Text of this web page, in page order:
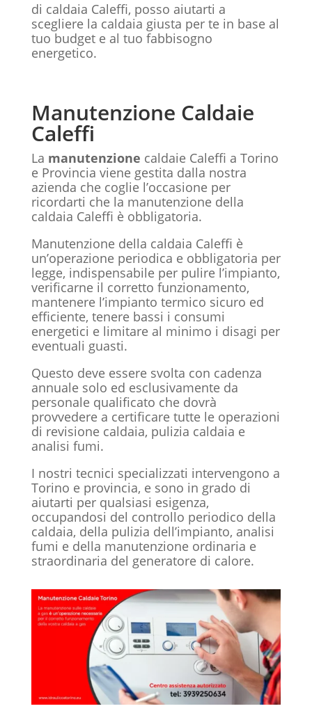
di caldaia Caleffi, posso aiutarti a
scegliere la caldaia giusta per te in base al
tuo budget e al tuo fabbisogno
energetico.
Manutenzione Caldaie
Caleffi
La manutenzione caldaie Caleffi a Torino
e Provincia viene gestita dalla nostra
azienda che coglie l’occasione per
ricordarti che la manutenzione della
caldaia Caleffi è obbligatoria.
Manutenzione della caldaia Caleffi è
un’operazione periodica e obbligatoria per
legge, indispensabile per pulire l’impianto,
verificarne il corretto funzionamento,
mantenere l’impianto termico sicuro ed
efficiente, tenere bassi i consumi
energetici e limitare al minimo i disagi per
eventuali guasti.
Questo deve essere svolta con cadenza
annuale solo ed esclusivamente da
personale qualificato che dovrà
provvedere a certificare tutte le operazioni
di revisione caldaia, pulizia caldaia e
analisi fumi.
I nostri tecnici specializzati intervengono a
Torino e provincia, e sono in grado di
aiutarti per qualsiasi esigenza,
occupandosi del controllo periodico della
caldaia, della pulizia dell’impianto, analisi
fumi e della manutenzione ordinaria e
straordinaria del generatore di calore.